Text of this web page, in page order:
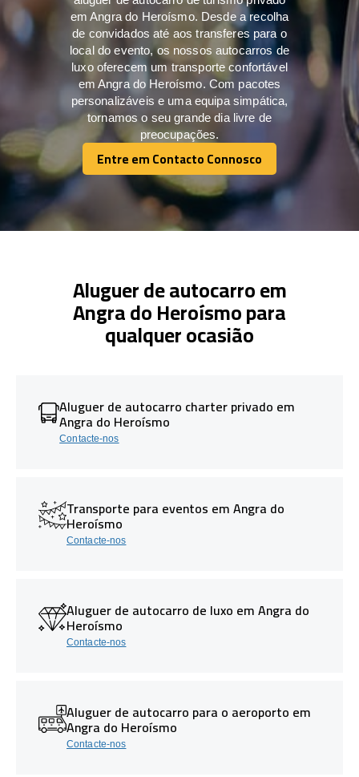
em Angra do Heroísmo. Desde a recolha
de convidados até aos transferes para o
local do evento, os nossos autocarros de
luxo oferecem um transporte confortável
em Angra do Heroísmo. Com pacotes
personalizáveis e uma equipa simpática,
tornamos o seu grande dia livre de
preocupações.
Entre em Contacto Connosco
Entre em Contacto Connosco
Aluguer de autocarro em
Angra do Heroísmo para
qualquer ocasião
Aluguer de autocarro charter privado em
Angra do Heroísmo
Contacte-nos
Transporte para eventos em Angra do
Heroísmo
Contacte-nos
Aluguer de autocarro de luxo em Angra do
Heroísmo
Contacte-nos
Aluguer de autocarro para o aeroporto em
Angra do Heroísmo
Contacte-nos